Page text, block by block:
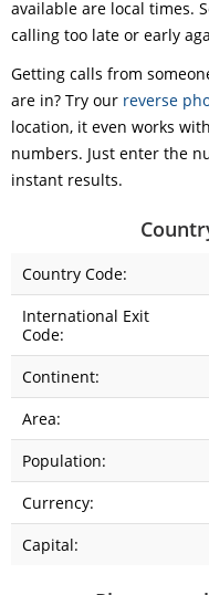
available are local times.
calling too late or early
Getting calls from
are in? Try our reverse
location, it even works
numbers. Just enter the
instant results.
Country Code:
International Exit
Code:
Continent:
Area:
Population:
Currency:
Capital: